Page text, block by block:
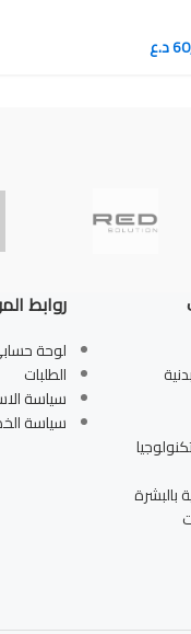
د.ع
بالبشرة
روابط
لوحة
الطلبات
سياسة
سياسة